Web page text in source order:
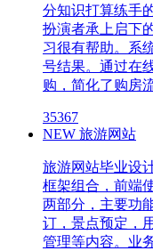
分知识打算练手
扮演者承上启下
习很有帮助。系
号结果。通过在
购，简化了购房
35367
NEW 旅游网站
旅游网站毕业设
框架组合，前端
两部分，主要功
订，景点预定，
管理等内容。业